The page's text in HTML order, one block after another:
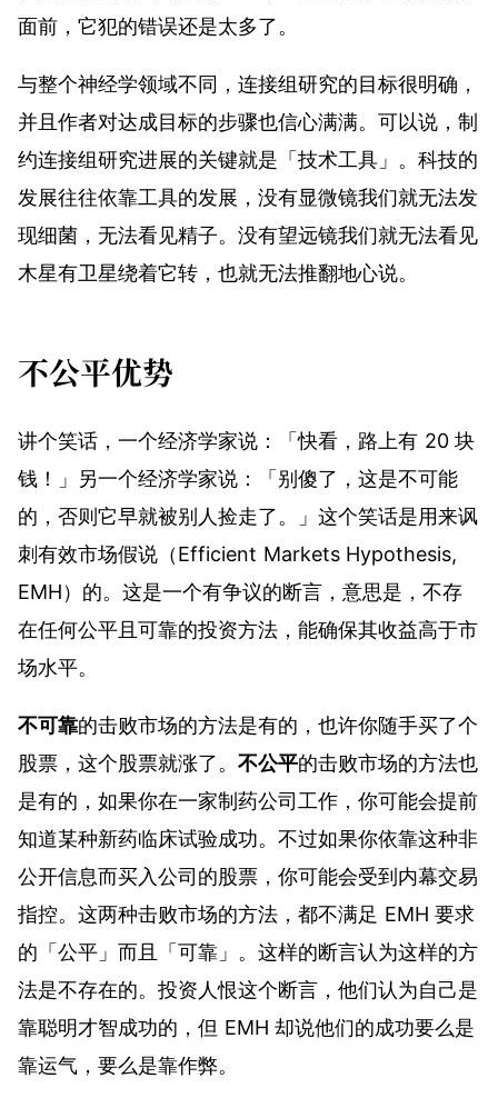
面前，它犯的错误还是太多了。
与整个神经学领域不同，连接组研究的目标很明确，
并且作者对达成目标的步骤也信心满满。可以说，制
约连接组研究进展的关键就是「技术工具」。科技的
发展往往依靠工具的发展，没有显微镜我们就无法发
现细菌，无法看见精子。没有望远镜我们就无法看见
木星有卫星绕着它转，也就无法推翻地心说。
不公平优势
讲个笑话，一个经济学家说：「快看，路上有 20 块
钱！」另一个经济学家说：「别傻了，这是不可能
的，否则它早就被别人捡走了。」这个笑话是用来讽
刺有效市场假说（Efficient Markets Hypothesis,
EMH）的。这是一个有争议的断言，意思是，不存
在任何公平且可靠的投资方法，能确保其收益高于市
场水平。
不可靠的击败市场的方法是有的，也许你随手买了个
股票，这个股票就涨了。 不公平的击败市场的方法也
是有的，如果你在一家制药公司工作，你可能会提前
知道某种新药临床试验成功。不过如果你依靠这种非
公开信息而买入公司的股票，你可能会受到内幕交易
指控。这两种击败市场的方法，都不满足 EMH 要求
的「公平」而且「可靠」。这样的断言认为这样的方
法是不存在的。投资人恨这个断言，他们认为自己是
靠聪明才智成功的，但 EMH 却说他们的成功要么是
靠运气，要么是靠作弊。